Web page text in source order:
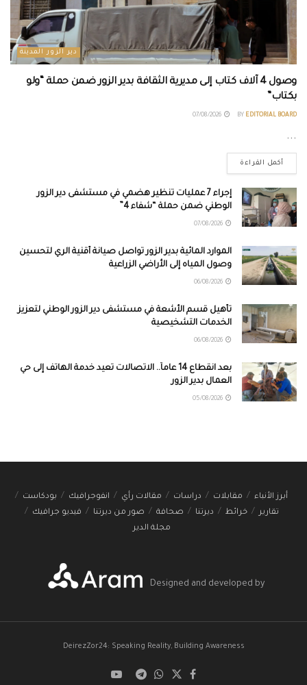
دير الزور المدينة
وصول 4 آلاف كتاب إلى مديرية الثقافة بدير الزور ضمن حملة “ولو
بكتاب”
BY EDITORIAL BOARD
...
أكمل القراءة
إجراء 7 عمليات تنظير هضمي في مستشفى دير الزور
الوطني ضمن حملة “شفاء 4”
الموارد المائية بدير الزور تواصل صيانة أقنية الري لتحسين
وصول المياه إلى الأراضي الزراعية
تأهيل قسم الأشعة في مستشفى دير الزور الوطني لتعزيز
الخدمات التشخيصية
بعد انقطاع 14 عاماً.. الاتصالات تعيد خدمة الهاتف إلى حي
العمال بدير الزور
أبرز الأنباء مقابلات دراسات مقالات رأي انفوجرافيك
بودكاست
تقارير
خرائط ديرتنا صحافة صور من ديرتنا
فيديو جرافيك
مجلة الدير
Designed and developed by
DeirezZor24: Speaking Reality, Building Awareness